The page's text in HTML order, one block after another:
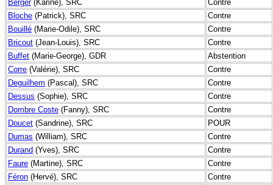
Berger(Karine), SRC
Contre
Bloche (Patrick), SRC
Contre
Bouillé (Marie-Odile), SRC
Contre
Bricout (Jean-Louis), SRC
Contre
Buffet (Marie-George), GDR
Abstention
Corre (Valérie), SRC
Contre
Deguilhem (Pascal), SRC
Contre
Dessus (Sophie), SRC
Contre
Dombre Coste (Fanny), SRC
Contre
Doucet (Sandrine), SRC
POUR
Dumas (William), SRC
Contre
Durand (Yves), SRC
Contre
Faure (Martine), SRC
Contre
Féron (Hervé), SRC
Contre